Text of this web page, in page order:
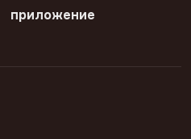
приложение